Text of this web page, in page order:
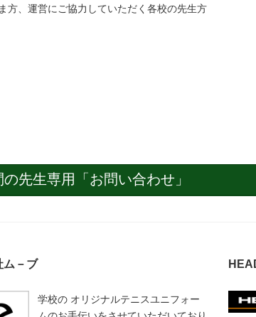
方、運営にご協力していただく各校の先生方
の先生専用「お問い合わせ」
ム－ブ
学校の オリジナルテニスユニフォー